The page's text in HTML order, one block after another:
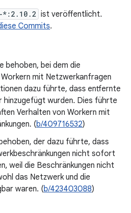
*:2.10.2 ist veröffentlicht.
Commits.
behoben, bei dem die
mit Netzwerkanfragen
dazu führte, dass entfernte
hinzugefügt wurden. Dies führte
Verhalten von Workern mit
(b/409716532)
der dazu führte, dass
nicht sofort
weil die Beschränkungen nicht
das Netzwerk und die
waren. (b/423403088)